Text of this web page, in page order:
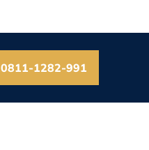
0811-1282-991